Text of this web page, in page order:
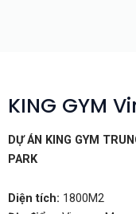
KING GYM
DỰ ÁN KING GYM
PARK
Diện tích: 1800M2